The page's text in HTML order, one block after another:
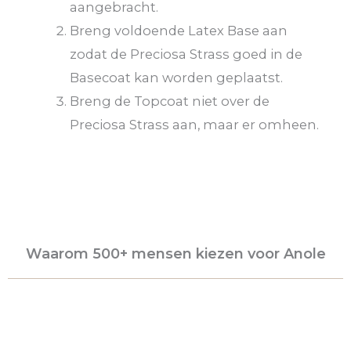
aangebracht.
Breng voldoende Latex Base aan
zodat de Preciosa Strass goed in de
Basecoat kan worden geplaatst.
Breng de Topcoat niet over de
Preciosa Strass aan, maar er omheen.
Waarom 500+ mensen kiezen voor Anole